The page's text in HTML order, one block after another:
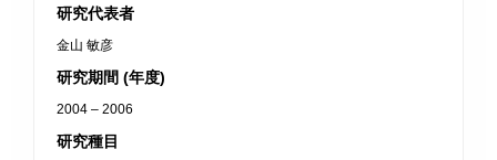
研究代表者
金山 敏彦
研究期間 (年度)
2004 – 2006
研究種目